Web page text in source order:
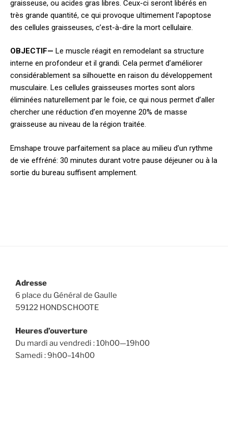
graisseuse, ou acides gras libres. Ceux-ci seront libérés en
très grande quantité, ce qui provoque ultimement l’apoptose
des cellules graisseuses, c’est-à-dire la mort cellulaire.
OBJECTIF— Le muscle réagit en remodelant sa structure
interne en profondeur et il grandi. Cela permet d’améliorer
considérablement sa silhouette en raison du développement
musculaire. Les cellules graisseuses mortes sont alors
éliminées naturellement par le foie, ce qui nous permet d’aller
chercher une réduction d’en moyenne 20% de masse
graisseuse au niveau de la région traitée.
Emshape trouve parfaitement sa place au milieu d’un rythme
de vie effréné: 30 minutes durant votre pause déjeuner ou à la
sortie du bureau suffisent amplement.
Adresse
6 place du Général de Gaulle
59122 HONDSCHOOTE
Heures d’ouverture
Du mardi au vendredi : 10h00—19h00
Samedi : 9h00–14h00